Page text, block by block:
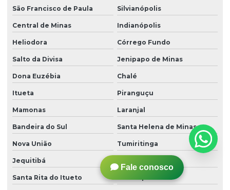
São Francisco de Paula Silvianópolis
Central de Minas Indianópolis
Heliodora Córrego Fundo
Salto da Divisa Jenipapo de Minas
Dona Euzébia Chalé
Itueta Piranguçu
Mamonas Laranjal
Bandeira do Sul Santa Helena de Minas
Nova União Tumiritinga
Jequitibá
Santa Rita do Itueto
Fale conosco